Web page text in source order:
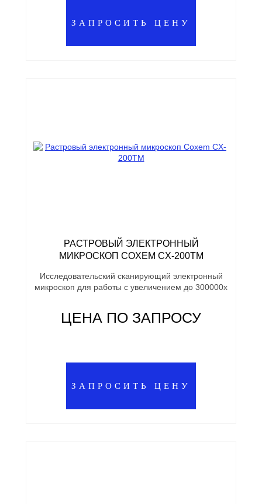
ЗАПРОСИТЬ ЦЕНУ
РАСТРОВЫЙ ЭЛЕКТРОННЫЙ
МИКРОСКОП COXEM CX-200TM
Исследовательский сканирующий электронный
микроскоп для работы с увеличением до 300000х
ЦЕНА ПО ЗАПРОСУ
ЗАПРОСИТЬ ЦЕНУ